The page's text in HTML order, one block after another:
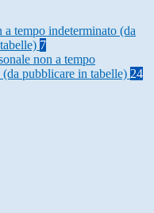
a tempo indeterminato (da
7
non a tempo
pubblicare in tabelle) 24